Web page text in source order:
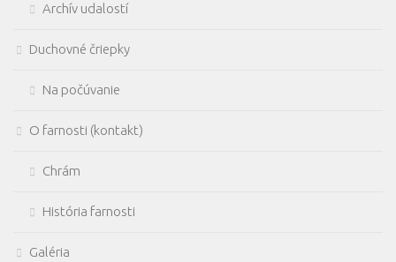
Archív udalostí
Duchovné čriepky
Na počúvanie
O farnosti (kontakt)
Chrám
História farnosti
Galéria